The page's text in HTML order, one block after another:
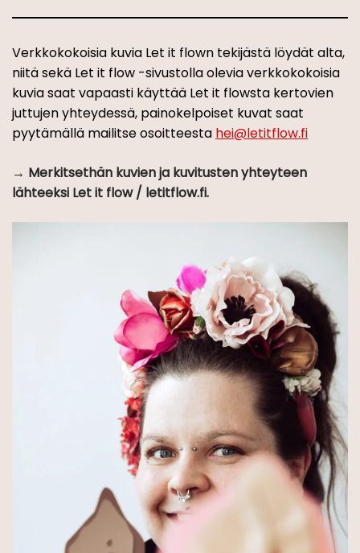
Verkkokokoisia kuvia Let it flown tekijästä löydät alta,
niitä sekä Let it flow -sivustolla olevia verkkokokoisia
kuvia saat vapaasti käyttää Let it flowsta kertovien
juttujen yhteydessä, painokelpoiset kuvat saat
pyytämällä mailitse osoitteesta hei@letitflow.fi
Merkitsethän kuvien ja kuvitusten yhteyteen
lähteeksi Let it flow / letitflow.fi.